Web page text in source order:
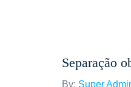
Separação
By: Super